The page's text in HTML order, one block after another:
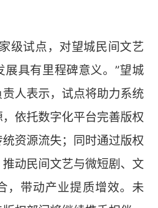
试点，对望城民间文艺
展具有里程碑意义。”望城
人表示，试点将助力系统
依托数字化平台完善版权
资源流失；同时通过版权
动民间文艺与微短剧、文
，带动产业提质增效。未